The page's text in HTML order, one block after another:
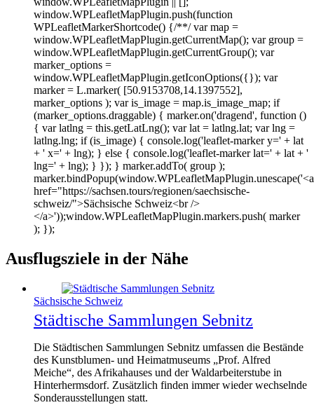
window.WPLeafletMapPlugin.push(function
WPLeafletMarkerShortcode() {/**/ var map =
window.WPLeafletMapPlugin.getCurrentMap(); var group =
window.WPLeafletMapPlugin.getCurrentGroup(); var
marker_options =
window.WPLeafletMapPlugin.getIconOptions({}); var
marker = L.marker( [50.9153708,14.1397552],
marker_options ); var is_image = map.is_image_map; if
(marker_options.draggable) { marker.on('dragend', function ()
{ var latlng = this.getLatLng(); var lat = latlng.lat; var lng =
latlng.lng; if (is_image) { console.log('leaflet-marker y=' + lat
+ ' x=' + lng); } else { console.log('leaflet-marker lat=' + lat + '
lng=' + lng); } }); } marker.addTo( group );
marker.bindPopup(window.WPLeafletMapPlugin.unescape('<a
href="https://sachsen.tours/regionen/saechsische-
schweiz/">Sächsische Schweiz<br />
</a>'));window.WPLeafletMapPlugin.markers.push( marker
); });
Ausflugsziele in der Nähe
Sächsische Schweiz
Städtische Sammlungen Sebnitz
Die Städtischen Sammlungen Sebnitz umfassen die Bestände
des Kunstblumen- und Heimatmuseums „Prof. Alfred
Meiche“, des Afrikahauses und der Waldarbeiterstube in
Hinterhermsdorf. Zusätzlich finden immer wieder wechselnde
Sonderausstellungen statt.